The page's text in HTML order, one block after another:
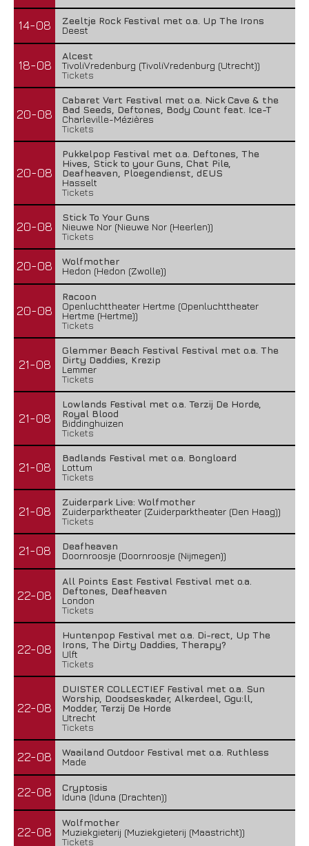
14-08
Zeeltje Rock Festival met o.a. Up The Irons
Deest
18-08
Alcest
TivoliVredenburg (TivoliVredenburg (Utrecht))
Tickets
20-08
Cabaret Vert Festival met o.a. Nick Cave & the
Bad Seeds, Deftones, Body Count feat. Ice-T
Charleville-Mézières
Tickets
20-08
Pukkelpop Festival met o.a. Deftones, The
Hives, Stick to your Guns, Chat Pile,
Deafheaven, Ploegendienst, dEUS
Hasselt
Tickets
20-08
Stick To Your Guns
Nieuwe Nor (Nieuwe Nor (Heerlen))
Tickets
20-08
Wolfmother
Hedon (Hedon (Zwolle))
20-08
Racoon
Openluchttheater Hertme (Openluchttheater
Hertme (Hertme))
Tickets
21-08
Glemmer Beach Festival Festival met o.a. The
Dirty Daddies, Krezip
Lemmer
Tickets
21-08
Lowlands Festival met o.a. Terzij De Horde,
Royal Blood
Biddinghuizen
Tickets
21-08
Badlands Festival met o.a. Bongloard
Lottum
Tickets
21-08
Zuiderpark Live: Wolfmother
Zuiderparktheater (Zuiderparktheater (Den Haag))
Tickets
21-08
Deafheaven
Doornroosje (Doornroosje (Nijmegen))
22-08
All Points East Festival Festival met o.a.
Deftones, Deafheaven
London
Tickets
22-08
Huntenpop Festival met o.a. Di-rect, Up The
Irons, The Dirty Daddies, Therapy?
Ulft
Tickets
22-08
DUISTER COLLECTIEF Festival met o.a. Sun
Worship, Doodseskader, Alkerdeel, Ggu:ll,
Modder, Terzij De Horde
Utrecht
Tickets
22-08
Waailand Outdoor Festival met o.a. Ruthless
Made
22-08
Cryptosis
Iduna (Iduna (Drachten))
22-08
Wolfmother
Muziekgieterij (Muziekgieterij (Maastricht))
Tickets